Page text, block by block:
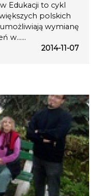
Edukacji to cykl
polskich
wymianę
w…...
2014-11-07